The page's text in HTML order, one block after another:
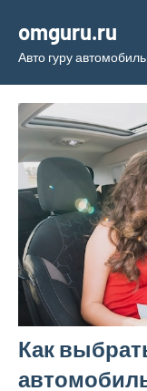
содержимому
omguru.ru
Авто гуру
Как